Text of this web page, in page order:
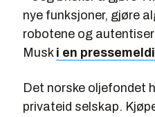
nye funksjoner, gjøre
robotene og
Musk i en
Det norske oljefondet
privateid selskap.